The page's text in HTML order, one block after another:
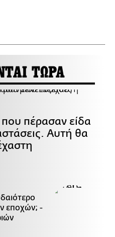
ΤΩΡΑ
πέρασαν είδα
Αυτή θα
εποχών; -